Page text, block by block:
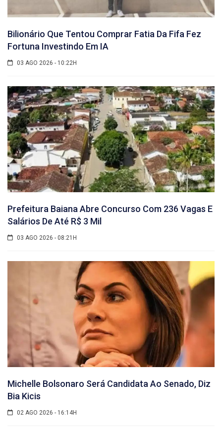
Bilionário Que Tentou Comprar Fatia Da Fifa Fez
Fortuna Investindo Em IA
03 AGO 2026 - 10:22H
Prefeitura Baiana Abre Concurso Com 236 Vagas E
Salários De Até R$ 3 Mil
03 AGO 2026 - 08:21H
Michelle Bolsonaro Será Candidata Ao Senado, Diz
Bia Kicis
02 AGO 2026 - 16:14H